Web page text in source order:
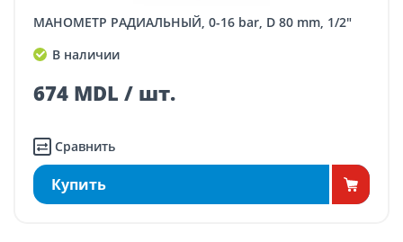
МАНОМЕТР РАДИАЛЬНЫЙ, 0-16 bar, D 80 mm, 1/2"
В наличии
674 MDL / шт.
Сравнить
Купить